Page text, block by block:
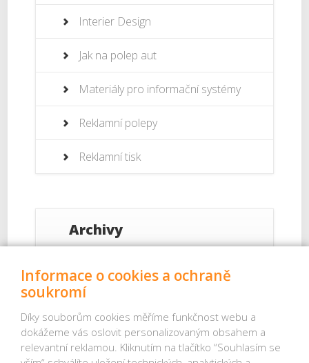
Interier Design
Jak na polep aut
Materiály pro informační systémy
Reklamní polepy
Reklamní tisk
Archivy
Září 2017
Červenec 2017
Informace o cookies a ochraně
soukromí
Díky souborům cookies měříme funkčnost webu a
dokážeme vás oslovit personalizovaným obsahem a
relevantní reklamou. Kliknutím na tlačítko “Souhlasím se